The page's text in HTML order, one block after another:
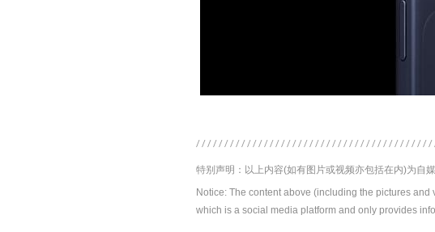
特别声明：以上内容(如有图片或视频亦包括在内)为自
Notice: The content above (including the pictures
which is a social media platform and only provides